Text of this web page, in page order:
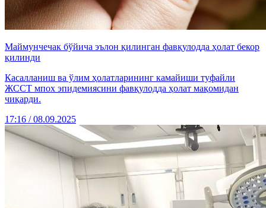
Маймунчечак бўйича эълон қилинган фавқулодда ҳолат бекор
қилинди
Касалланиш ва ўлим ҳолатларининг камайиши туфайли
ЖССТ мпох эпидемиясини фавқулодда ҳолат мақомидан
чиқарди.
17:16 / 08.09.2025